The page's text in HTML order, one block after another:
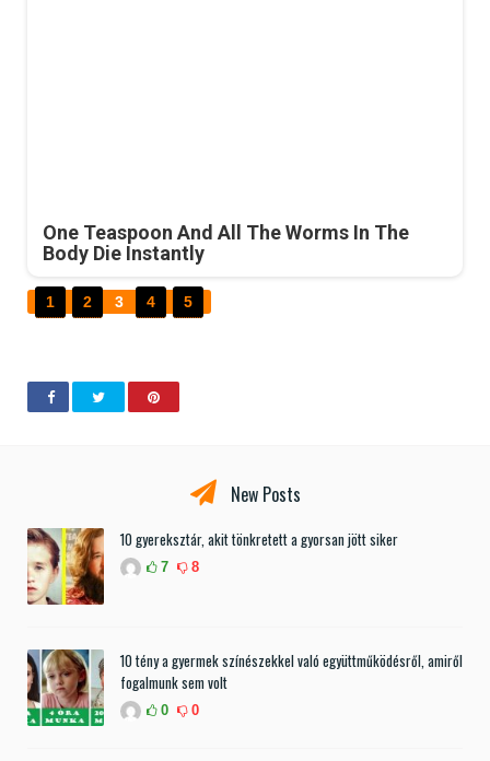
One Teaspoon And All The Worms In The
Body Die Instantly
1 2 3 4 5
New Posts
10 gyereksztár, akit tönkretett a gyorsan jött siker
7 8
10 tény a gyermek színészekkel való együttműködésről, amiről
fogalmunk sem volt
0 0